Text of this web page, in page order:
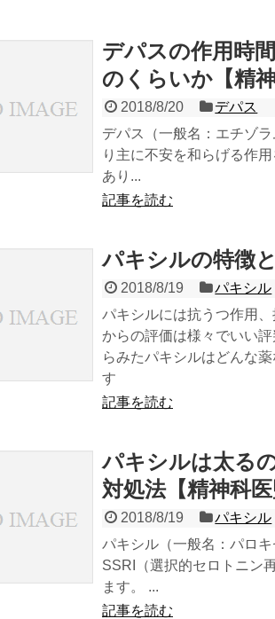
デパスの作用時
のくらいか【精神
2018/8/20
デパス
デパス（一般名：エチゾ
り主に不安を和らげる作
あり...
記事を読む
パキシルの特徴
2018/8/19
パキシル
パキシルには抗うつ作用
からの評価は様々でいい
らみたパキシルはどんな
す
記事を読む
パキシルは太る
対処法【精神科医
2018/8/19
パキシル
パキシル（一般名：パロ
SSRI（選択的セロトニン
ます。 ...
記事を読む